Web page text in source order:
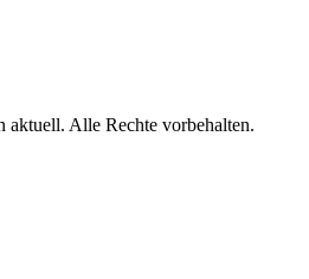
aktuell. Alle Rechte vorbehalten.